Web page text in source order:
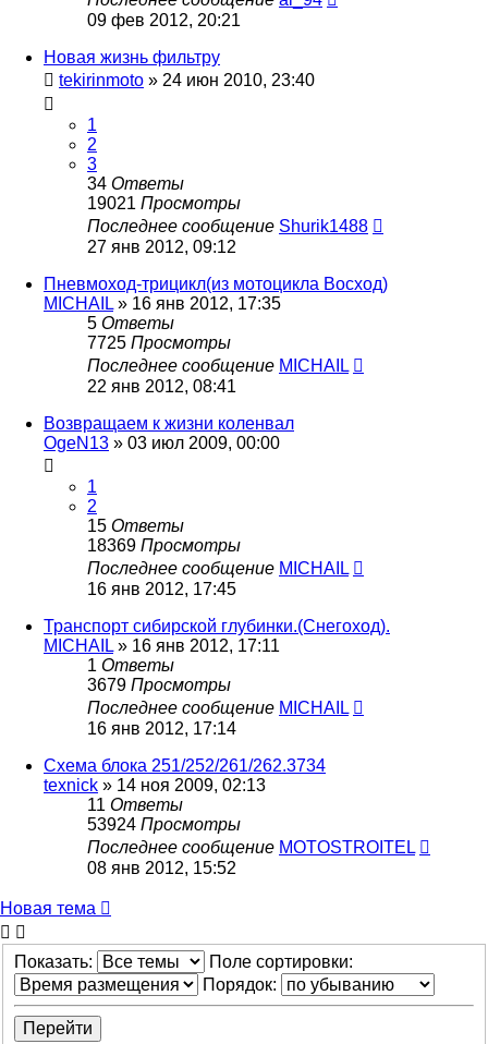
09 фев 2012, 20:21
Новая жизнь фильтру
tekirinmoto » 24 июн 2010, 23:40
1
2
3
34 Ответы
19021 Просмотры
Последнее сообщение Shurik1488
27 янв 2012, 09:12
Пневмоход-трицикл(из мотоцикла Восход)
MICHAIL » 16 янв 2012, 17:35
5 Ответы
7725 Просмотры
Последнее сообщение MICHAIL
22 янв 2012, 08:41
Возвращаем к жизни коленвал
OgeN13 » 03 июл 2009, 00:00
1
2
15 Ответы
18369 Просмотры
Последнее сообщение MICHAIL
16 янв 2012, 17:45
Транспорт сибирской глубинки.(Снегоход).
MICHAIL » 16 янв 2012, 17:11
1 Ответы
3679 Просмотры
Последнее сообщение MICHAIL
16 янв 2012, 17:14
Схема блока 251/252/261/262.3734
texnick » 14 ноя 2009, 02:13
11 Ответы
53924 Просмотры
Последнее сообщение MOTOSTROITEL
08 янв 2012, 15:52
Новая тема
Показать:
Поле сортировки:
Порядок: